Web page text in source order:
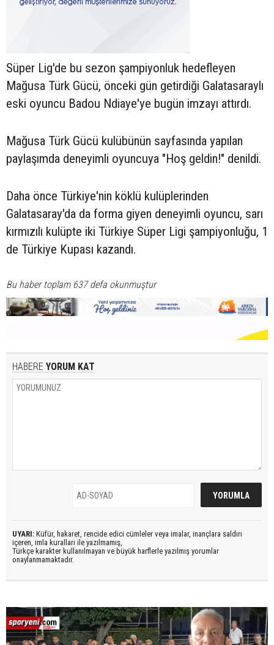
Süper Lig'de bu sezon şampiyonluk hedefleyen
Mağusa Türk Gücü, önceki gün getirdiği Galatasaraylı
eski oyuncu Badou Ndiaye'ye bugün imzayı attırdı.
Mağusa Türk Gücü kulübünün sayfasında yapılan
paylaşımda deneyimli oyuncuya "Hoş geldin!" denildi.
Daha önce Türkiye'nin köklü kulüplerinden
Galatasaray'da da forma giyen deneyimli oyuncu, sarı
kırmızılı kulüpte iki Türkiye Süper Ligi şampiyonluğu, 1
de Türkiye Kupası kazandı.
Bu haber toplam 637 defa okunmuştur
HABERE YORUM KAT
UYARI: Küfür, hakaret, rencide edici cümleler veya imalar, inançlara saldırı
içeren, imla kuralları ile yazılmamış,
Türkçe karakter kullanılmayan ve büyük harflerle yazılmış yorumlar
onaylanmamaktadır.